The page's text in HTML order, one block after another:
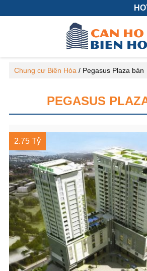
Chung cư Biên Hòa / Pegasus Plaza bán
PEGASUS
2.75 Tỷ